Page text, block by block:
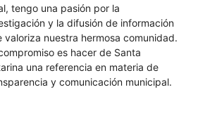
tengo una pasión por la
y la difusión de información
valoriza nuestra hermosa comunidad.
es hacer de Santa
una referencia en materia de
y comunicación municipal.